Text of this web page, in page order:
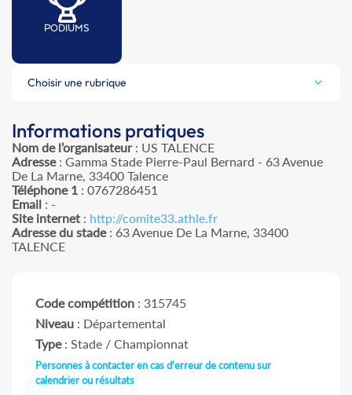
PODIUMS
Choisir une rubrique
Informations pratiques
Nom de l’organisateur: US TALENCE
Adresse: Gamma Stade Pierre-Paul Bernard - 63 Avenue
De La Marne, 33400 Talence
Téléphone 1 : 0767286451
Email : -
Site internet : http://comite33.athle.fr
Adresse du stade: 63 Avenue De La Marne, 33400
TALENCE
Code compétition : 315745
Niveau : Départemental
Type: Stade / Championnat
Personnes à contacter en cas d'erreur de contenu sur
calendrier ou résultats